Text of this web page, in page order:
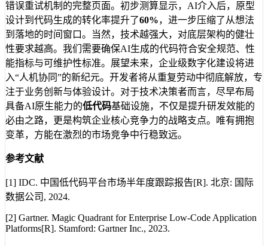
错误重试机制的完整页面。初步测算显示，AI介入后，原型
设计到代码生成的转化率提升了60%，进一步压缩了从想法
到落地的时间窗口。当然，技术越强大，对底层架构的健壮
性要求越高。我们需要确保AI生成的代码符合安全规范、性
能指标与可维护性标准。展望未来，企业级数字化建设将进
入“人机协同”的新纪元。开发者将从重复劳动中彻底解放，专
注于业务创新与体验设计。对于技术决策者而言，尽早布局
具备AI原生能力的低代码基础设施，不仅是提升研发效能的
必由之路，更是构筑企业核心竞争力的战略支点。唯有拥抱
变革，方能在激烈的市场竞争中行稳致远。
参考文献
[1] IDC. 中国低代码平台市场半年度跟踪报告[R]. 北京: 国际
数据公司, 2024.
[2] Gartner. Magic Quadrant for Enterprise Low-Code Application
Platforms[R]. Stamford: Gartner Inc., 2023.